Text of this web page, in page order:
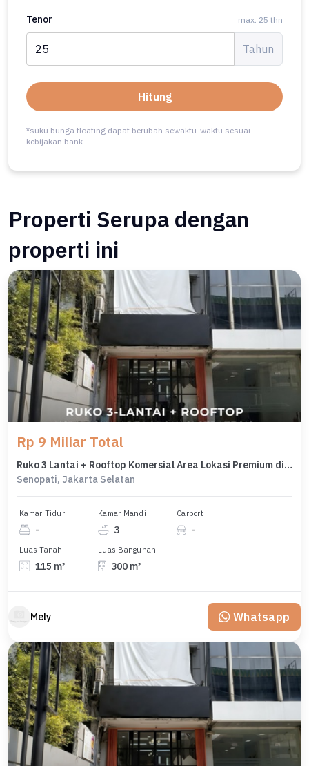
Tenor max. 25 thn
Tahun
Hitung
*suku bunga floating dapat berubah sewaktu-waktu sesuai
kebijakan bank
Properti Serupa dengan
properti ini
Rp 9 Miliar Total
Ruko 3 Lantai + Rooftop Komersial Area Lokasi Premium di Senopati
Senopati, Jakarta Selatan
Kamar Tidur
-
Kamar Mandi
3
Carport
-
Luas Tanah
115 m²
Luas Bangunan
300 m²
Mely Whatsapp